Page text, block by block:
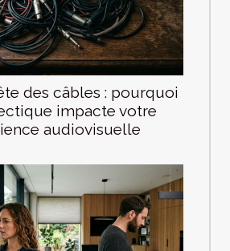
des câbles : pourquoi
impacte votre
audiovisuelle